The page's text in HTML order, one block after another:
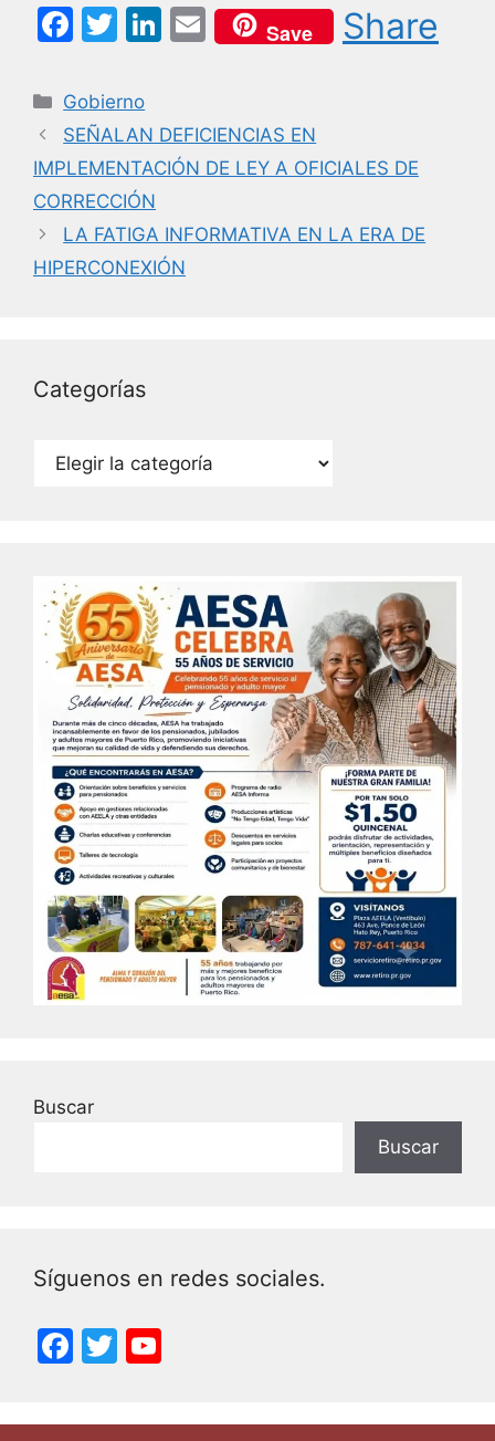
F
c
e
b
o
o
k
T
itt
er
Li
e
dI
E
m
l
Save Share
Categorías
Gobierno
SEÑALAN DEFICIENCIAS EN
IMPLEMENTACIÓN DE LEY A OFICIALES DE
CORRECCIÓN
LA FATIGA INFORMATIVA EN LA ERA DE
HIPERCONEXIÓN
Categorías
Categorías
Buscar
Buscar
Síguenos en redes sociales.
F
c
T
itt u